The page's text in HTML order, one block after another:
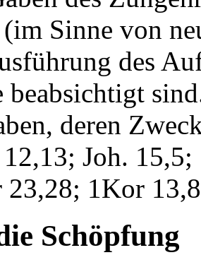
Sinne von
des
beabsichtigt
deren
Joh.
23,28; 1Kor
Schöpfung